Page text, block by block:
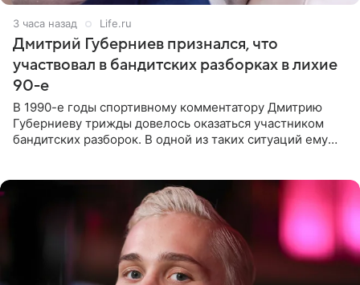
3 часа назад Life.ru
Дмитрий Губерниев признался, что
участвовал в бандитских разборках в лихие
90-е
В 1990-е годы спортивному комментатору Дмитрию
Губерниеву трижды довелось оказаться участником
бандитских разборок. В одной из таких ситуаций ему